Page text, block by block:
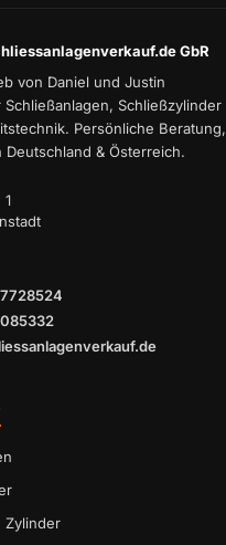
GbR
von Daniel und Justin
Schließzylinder
Persönliche Beratung,
Deutschland & Österreich.
1
Zylinder